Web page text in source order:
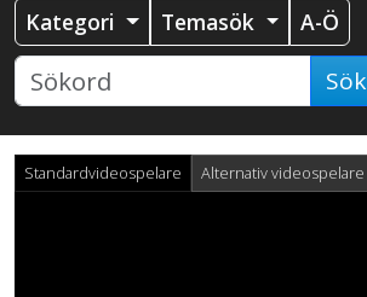
Kategori Temasök A-Ö
Sök
Standardvideospelare Alternativ videospelare